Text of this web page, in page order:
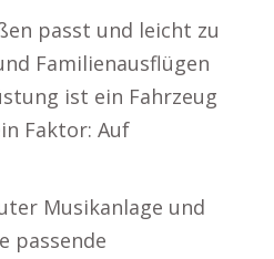
passt und leicht zu
Familienausflügen
ist ein Fahrzeug
Faktor: Auf
Musikanlage und
passende